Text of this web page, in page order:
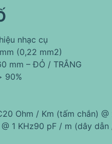
nhạc cụ
(0,22 mm2)
mm – ĐỎ / TRẮNG
90%
Ohm / Km (tấm chắn) @
1 KHz90 pF / m (dây dẫn